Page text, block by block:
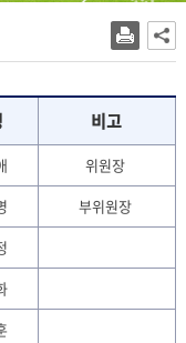
비고
위원장
부위원장